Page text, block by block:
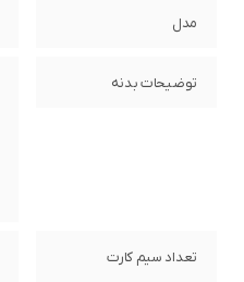
مدل
توضیحات بدنه
تعداد سیم کارت